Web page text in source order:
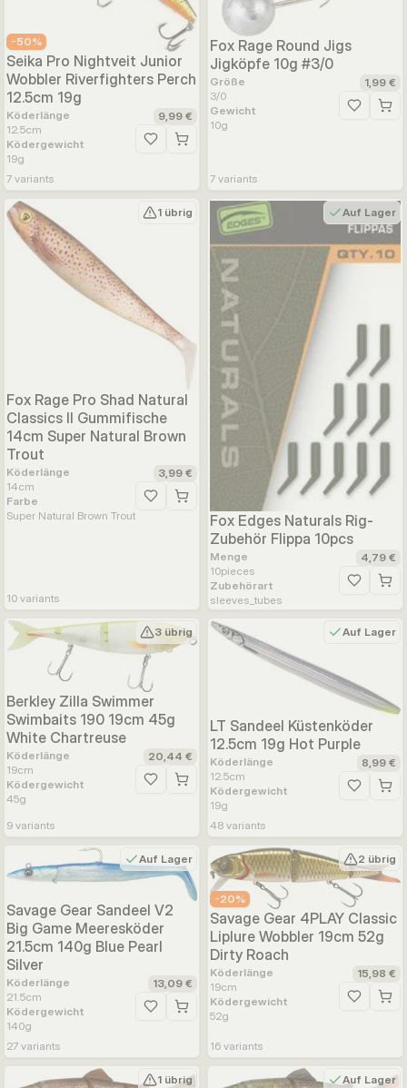
-50%
Seika Pro Nightveit Junior
Wobbler Riverfighters Perch
12.5cm 19g
Köderlänge
12.5cm
Ködergewicht
19g
9,99 €
Zur Wunschliste hinzufügen
7 variants
Fox Rage Round Jigs
Jigköpfe 10g #3/0
Größe
3/0
Gewicht
10g
1,99 €
Zur
7 variants
1 übrig
Fox Rage Pro Shad Natural
Classics II Gummifische
14cm Super Natural Brown
Trout
Köderlänge
14cm
Farbe
Super Natural Brown Trout
3,99 €
Zur Wunschliste hinzufügen
10 variants
Auf Lager
Fox Edges Naturals Rig-
Zubehör Flippa 10pcs
Menge
10pieces
Zubehörart
sleeves_tubes
4,79 €
Zur
3 übrig
Berkley Zilla Swimmer
Swimbaits 190 19cm 45g
White Chartreuse
Köderlänge
19cm
Ködergewicht
45g
20,44 €
Zur Wunschliste hinzufügen
9 variants
Auf Lager
LT Sandeel Küstenköder
12.5cm 19g Hot Purple
Köderlänge
12.5cm
Ködergewicht
19g
8,99 €
Zur
48 variants
Auf Lager
Savage Gear Sandeel V2
Big Game Meeresköder
21.5cm 140g Blue Pearl
Silver
Köderlänge
21.5cm
Ködergewicht
140g
13,09 €
Zur Wunschliste hinzufügen
27 variants
-20%
2 übrig
Savage Gear 4PLAY Classic
Liplure Wobbler 19cm 52g
Dirty Roach
Köderlänge
19cm
Ködergewicht
52g
15,98 €
Zur
16 variants
1 übrig Auf Lager